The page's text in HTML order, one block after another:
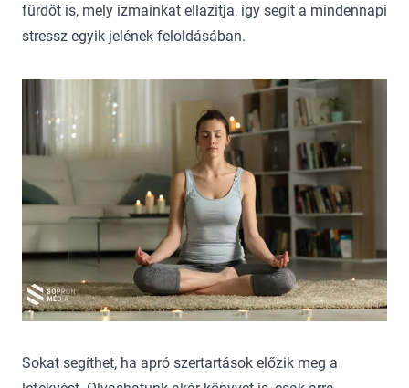
fürdőt is, mely izmainkat ellazítja, így segít a mindennapi
stressz egyik jelének feloldásában.
Sokat segíthet, ha apró szertartások előzik meg a